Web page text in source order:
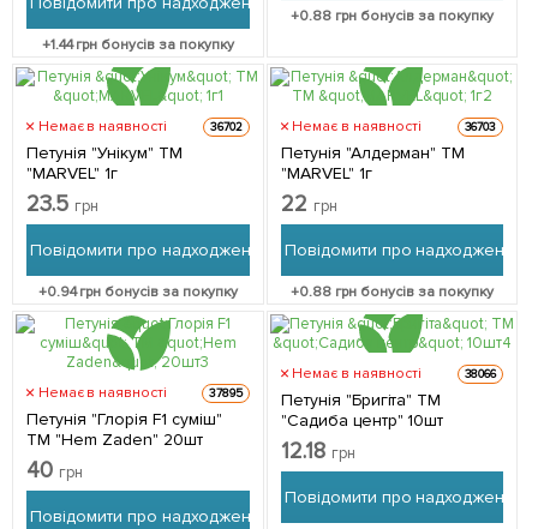
+1.44грн бонусів за покупку
+0.88 грн бонусів за покупку
Немає в наявності 36702
Петунія "Унікум" ТМ
"MARVEL" 1г
23.5 грн
Повідомити про надходження
+0.94грн бонусів за покупку
Немає в наявності 36703
Петунія "Алдерман" ТМ
"MARVEL" 1г
22 грн
Повідомити про надходження
+0.88 грн бонусів за покупку
Немає в наявності 37895
Петунія "Глорія F1 суміш"
ТМ "Hem Zaden" 20шт
40 грн
Повідомити про надходження
Немає в наявності 38066
Петунія "Бригіта" ТМ
"Садиба центр" 10шт
12.18 грн
Повідомити про надходження